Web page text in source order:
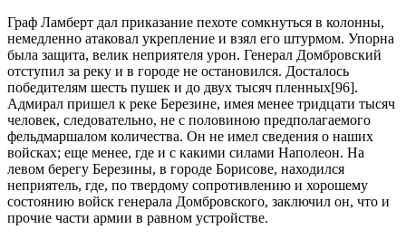
Граф Ламберт дал приказание пехоте сомкнуться в колонны,
немедленно атаковал укрепление и взял его штурмом. Упорна
была защита, велик неприятеля урон. Генерал Домбровский
отступил за реку и в городе не остановился. Досталось
победителям шесть пушек и до двух тысяч пленных[96].
Адмирал пришел к реке Березине, имея менее тридцати тысяч
человек, следовательно, не с половиною предполагаемого
фельдмаршалом количества. Он не имел сведения о наших
войсках; еще менее, где и с какими силами Наполеон. На
левом берегу Березины, в городе Борисове, находился
неприятель, где, по твердому сопротивлению и хорошему
состоянию войск генерала Домбровского, заключил он, что и
прочие части армии в равном устройстве.